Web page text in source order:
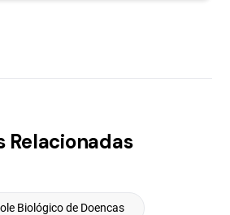
Relacionadas
Biológico de Doencas